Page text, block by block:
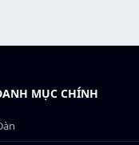
MỤC CHÍNH